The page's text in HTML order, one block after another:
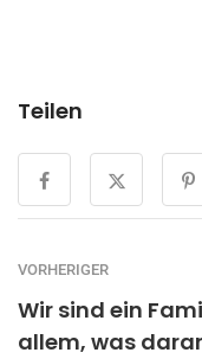
Teilen
VORHERIGER
Wir sind ein
allem, was